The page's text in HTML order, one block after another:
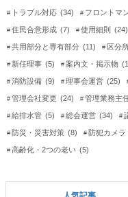
トラブル対応 (34) フロントマ
住民合意形成 (7) 使用細則 (24)
共用部分と専有部分 (11) 区分
新任理事 (5) 案内文・掲示物
消防設備 (9) 理事会運営 (25)
管理会社変更 (24) 管理業務主
給排水管 (5) 総会運営 (34)
防災・災害対策 (8) 防犯カメラ
高齢化・2つの老い (5)